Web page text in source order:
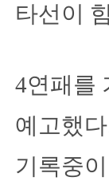
타선이
4연패를
예고했
기록중